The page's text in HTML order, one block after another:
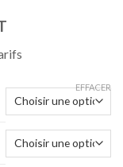
EFFACER